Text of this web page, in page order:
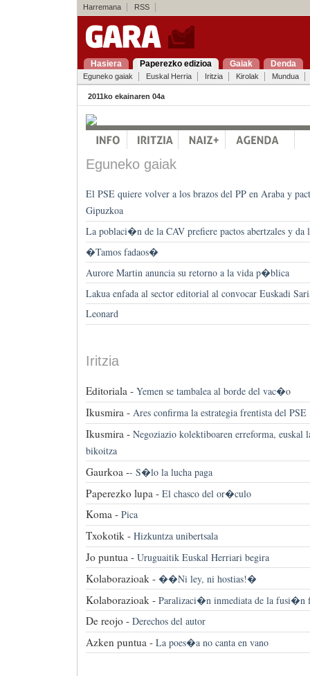
Harremana RSS
Hasiera Paperezko edizioa Gaiak Denda
Eguneko gaiak Euskal Herria Iritzia Kirolak Mundua
2011ko ekainaren 04a
Eguneko gaiak
El PSE quiere volver a los brazos del PP en Araba y
Gipuzkoa
La poblaci�n de la CAV prefiere pactos abertzales y da
�Tamos fadaos�
Aurore Martin anuncia su retorno a la vida p�blica
Lakua enfada al sector editorial al convocar Euskadi
Leonard
Iritzia
Editoriala - Yemen se tambalea al borde del vac�o
Ikusmira - Ares confirma la estrategia frentista del PSE
Ikusmira - Negoziazio kolektiboaren erreforma, euskal
bikoitza
Gaurkoa -- S�lo la lucha paga
Paperezko lupa - El chasco del or�culo
Koma - Pica
Txokotik - Hizkuntza unibertsala
Jo puntua - Uruguaitik Euskal Herriari begira
Kolaborazioak - ��Ni ley, ni hostias!�
Kolaborazioak - Paralizaci�n inmediata de la fusi�n
De reojo - Derechos del autor
Azken puntua - La poes�a no canta en vano